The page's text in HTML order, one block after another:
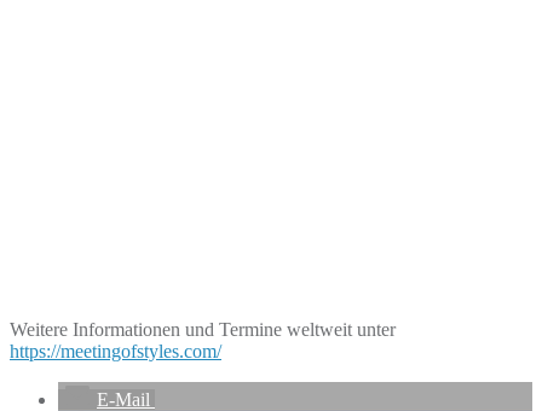
Weitere Informationen und Termine weltweit unter
https://meetingofstyles.com/
E-Mail